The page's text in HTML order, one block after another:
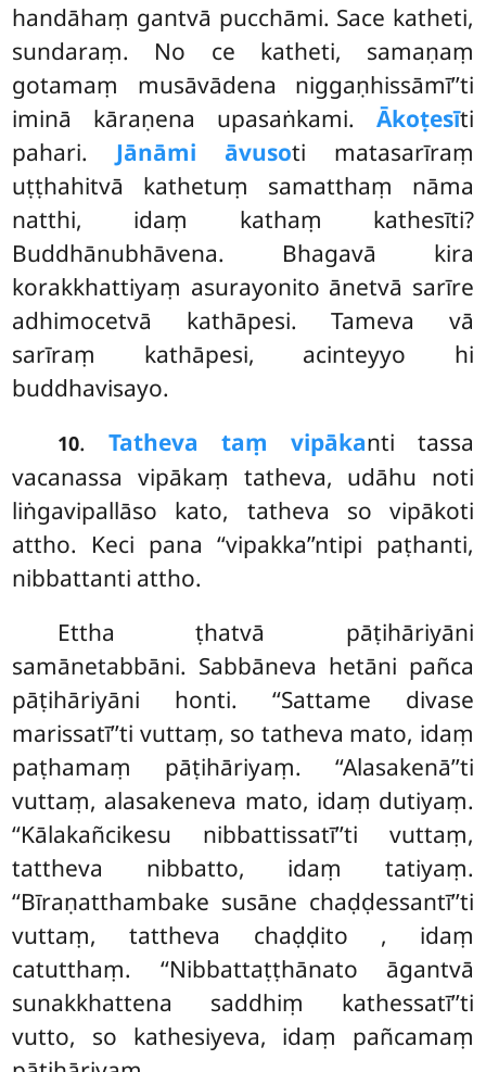
handāhaṃ gantvā pucchāmi. Sace katheti,
sundaraṃ. No ce katheti, samaṇaṃ
gotamaṃ musāvādena niggaṇhissāmī’’ti
iminā kāraṇena upasaṅkami. Ākoṭesīti
pahari. Jānāmi āvusoti matasarīraṃ
uṭṭhahitvā kathetuṃ samatthaṃ nāma
natthi, idaṃ kathaṃ kathesīti?
Buddhānubhāvena. Bhagavā kira
korakkhattiyaṃ asurayonito ānetvā sarīre
adhimocetvā kathāpesi. Tameva vā
sarīraṃ kathāpesi, acinteyyo hi
buddhavisayo.
10. Tatheva taṃ vipākanti tassa
vacanassa vipākaṃ tatheva, udāhu noti
liṅgavipallāso kato, tatheva so vipākoti
attho. Keci pana ‘‘vipakka’’ntipi paṭhanti,
nibbattanti attho.
Ettha ṭhatvā pāṭihāriyāni
samānetabbāni. Sabbāneva hetāni pañca
pāṭihāriyāni honti. ‘‘Sattame divase
marissatī’’ti vuttaṃ, so tatheva mato, idaṃ
paṭhamaṃ pāṭihāriyaṃ. ‘‘Alasakenā’’ti
vuttaṃ, alasakeneva mato, idaṃ dutiyaṃ.
‘‘Kālakañcikesu nibbattissatī’’ti vuttaṃ,
tattheva nibbatto, idaṃ tatiyaṃ.
‘‘Bīraṇatthambake susāne chaḍḍessantī’’ti
vuttaṃ, tattheva chaḍḍito , idaṃ
catutthaṃ. ‘‘Nibbattaṭṭhānato āgantvā
sunakkhattena saddhiṃ kathessatī’’ti
vutto, so kathesiyeva, idaṃ pañcamaṃ